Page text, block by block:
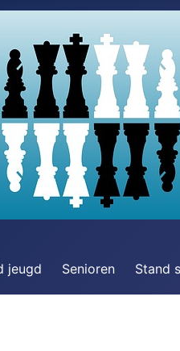
jeugd Senioren Stand